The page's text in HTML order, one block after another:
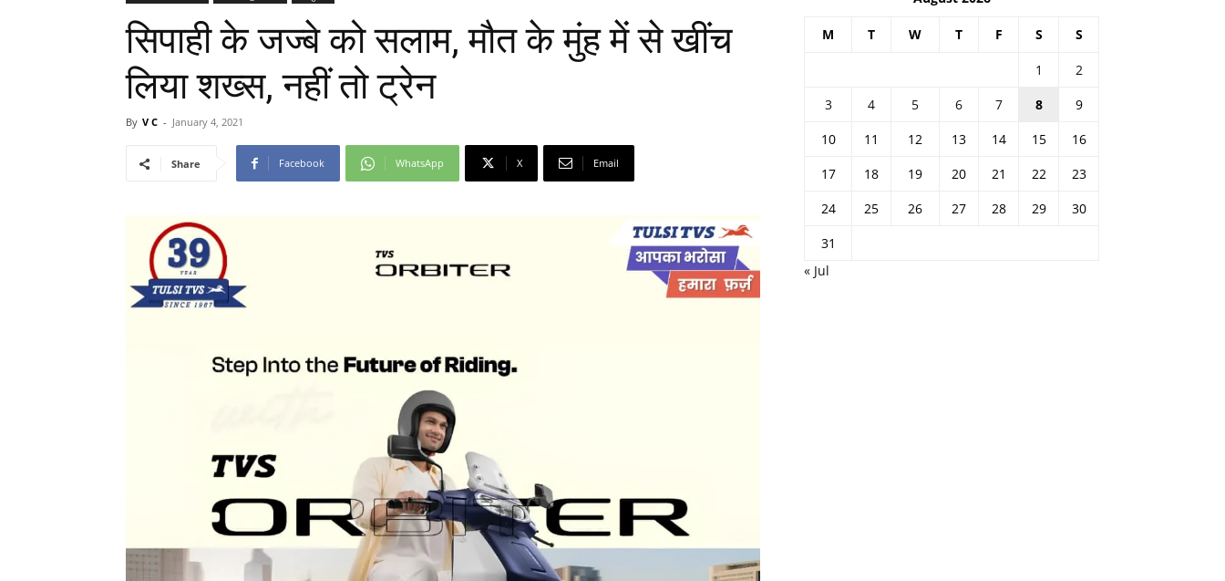
सिपाही के जज्बे को सलाम, मौत के मुंह में से खींच
लिया शख्स, नहीं तो ट्रेन
By V C - January 4, 2021
Share Facebook WhatsApp X Email
M T W T F S S
1
2
3
4 5 6 7 8
9
10
11 12 13 14 15
16
17
18 19 20 21 22
23
24
25 26 27 28 29
30
31
« Jul